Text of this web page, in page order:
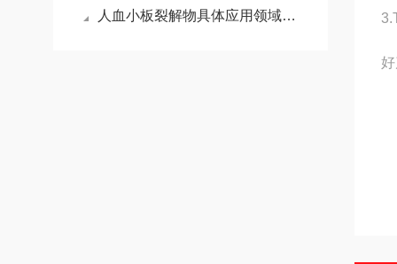
人血小板裂解物具体应用领域介绍